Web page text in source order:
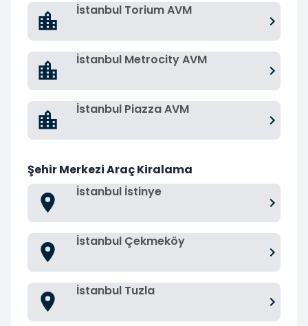
İstanbul Torium AVM
İstanbul Metrocity AVM
İstanbul Piazza AVM
Şehir Merkezi Araç Kiralama
İstanbul İstinye
İstanbul Çekmeköy
İstanbul Tuzla